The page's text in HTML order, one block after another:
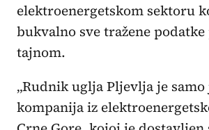
elektroenergetskom sektoru
bukvalno sve tražene
tajnom.
„Rudnik uglja Pljevlja je
kompanija iz